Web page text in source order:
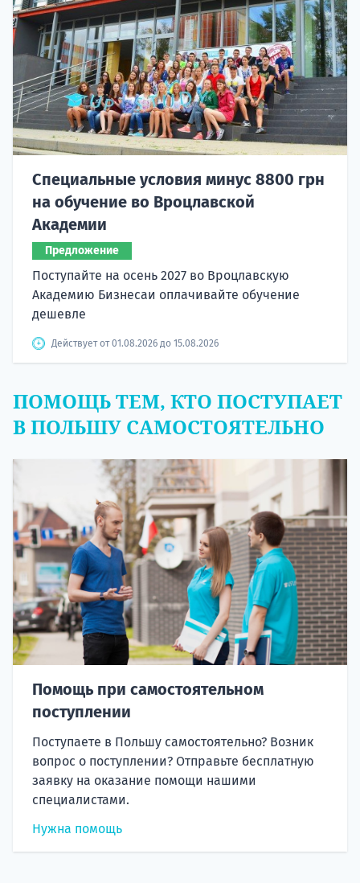
Специальные условия минус 8800 грн
на обучение во Вроцлавской
Академии
Предложение
Поступайте на осень 2027 во Вроцлавскую
Академию Бизнесаи оплачивайте обучение
дешевле
Действует от 01.08.2026 до 15.08.2026
ПОМОЩЬ ТЕМ, КТО ПОСТУПАЕТ
В ПОЛЬШУ САМОСТОЯТЕЛЬНО
Помощь при самостоятельном
поступлении
Поступаете в Польшу самостоятельно? Возник
вопрос о поступлении? Отправьте бесплатную
заявку на оказание помощи нашими
специалистами.
Нужна помощь